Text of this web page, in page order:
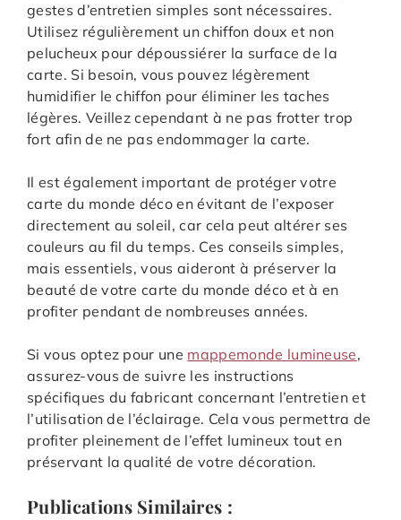
gestes d’entretien simples sont nécessaires.
Utilisez régulièrement un chiffon doux et non
pelucheux pour dépoussiérer la surface de la
carte. Si besoin, vous pouvez légèrement
humidifier le chiffon pour éliminer les taches
légères. Veillez cependant à ne pas frotter trop
fort afin de ne pas endommager la carte.
Il est également important de protéger votre
carte du monde déco en évitant de l’exposer
directement au soleil, car cela peut altérer ses
couleurs au fil du temps. Ces conseils simples,
mais essentiels, vous aideront à préserver la
beauté de votre carte du monde déco et à en
profiter pendant de nombreuses années.
Si vous optez pour une mappemonde lumineuse,
assurez-vous de suivre les instructions
spécifiques du fabricant concernant l’entretien et
l’utilisation de l’éclairage. Cela vous permettra de
profiter pleinement de l’effet lumineux tout en
préservant la qualité de votre décoration.
Publications Similaires :